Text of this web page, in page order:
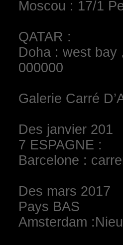
Moscou : 17/1
QATAR :
Doha : west bay
000000
Galerie Carré
Des janvier 201
7 ESPAGNE :
Barcelone :
Des mars 2017
Pays BAS
Amsterdam